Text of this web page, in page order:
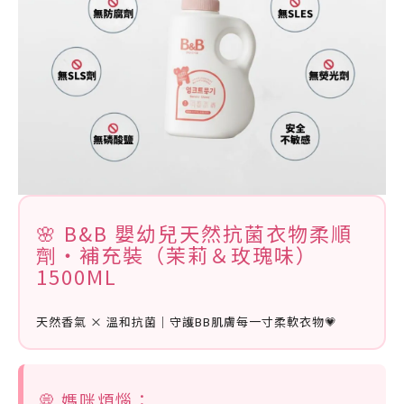
🌸 B&B 嬰幼兒天然抗菌衣物柔順
劑・補充裝（茉莉＆玫瑰味）
1500ML
天然香氣 × 溫和抗菌｜守護BB肌膚每一寸柔軟衣物💗